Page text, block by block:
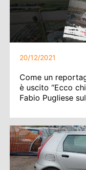
20/12/2021
Come un
è uscito “Ecco
Fabio Pugliese